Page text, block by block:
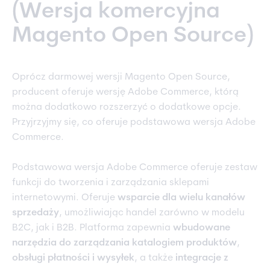
(Wersja komercyjna
Magento Open Source)
Oprócz darmowej wersji Magento Open Source,
producent oferuje wersję Adobe Commerce, którą
można dodatkowo rozszerzyć o dodatkowe opcje.
Przyjrzyjmy się, co oferuje podstawowa wersja Adobe
Commerce.
Podstawowa wersja Adobe Commerce oferuje zestaw
funkcji do tworzenia i zarządzania sklepami
internetowymi. Oferuje wsparcie dla wielu kanałów
sprzedaży, umożliwiając handel zarówno w modelu
B2C, jak i B2B. Platforma zapewnia wbudowane
narzędzia do zarządzania katalogiem produktów,
obsługi płatności i wysyłek, a także integracje z